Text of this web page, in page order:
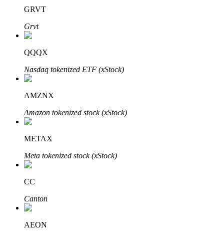
Bitrue
Tot 65% commissies!
GRVT
Grvt
QQQX
Nasdaq tokenized ETF (xStock)
AMZNX
Amazon tokenized stock (xStock)
METAX
Meta tokenized stock (xStock)
CC
Canton
AEON